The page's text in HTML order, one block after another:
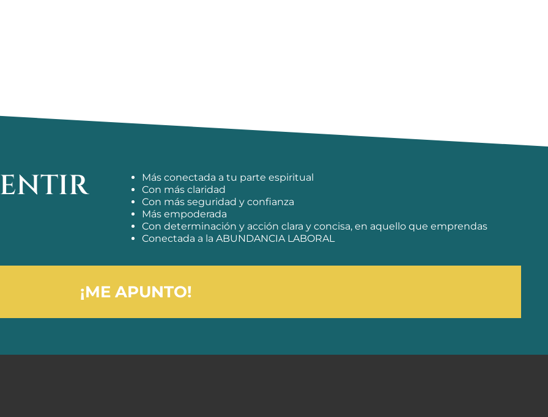
Más conectada a tu parte espiritual
Con más claridad
Con más seguridad y confianza
Más empoderada
Con determinación y acción clara y concisa, en aquello que emprendas
Conectada a la ABUNDANCIA LABORAL
¡ME APUNTO!